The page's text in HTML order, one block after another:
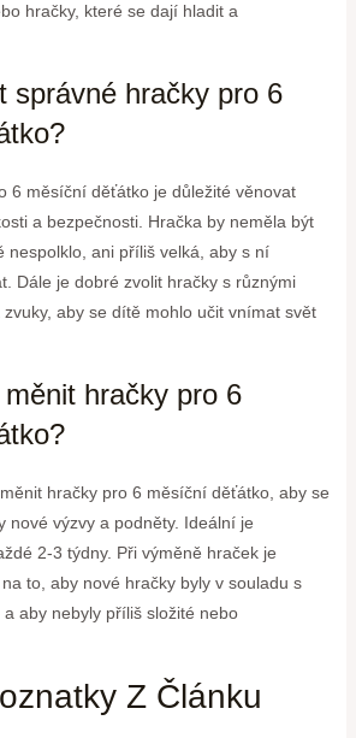
hračky, které se dají hladit a
správné hračky pro 6
6 měsíční děťátko je důležité věnovat
a bezpečnosti. Hračka by neměla být
nespolklo, ani příliš velká, aby s ní
Dále je dobré zvolit hračky s různými
aby se dítě mohlo učit vnímat svět
hračky pro 6
hračky pro 6 měsíční děťátko, aby se
nové výzvy a podněty. Ideální je
2-3 týdny. Při výměně hraček je
to, aby nové hračky byly v souladu s
aby nebyly příliš složité nebo
Z Článku